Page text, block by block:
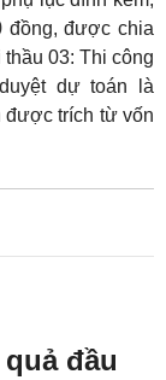
đồng, được chia
03: Thi công
dự toán là
được trích từ vốn
đầu